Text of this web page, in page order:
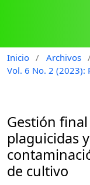
Inicio / Archivos
Vol. 6 No. 2 (2023):
Gestión
plaguicidas
de cultivo